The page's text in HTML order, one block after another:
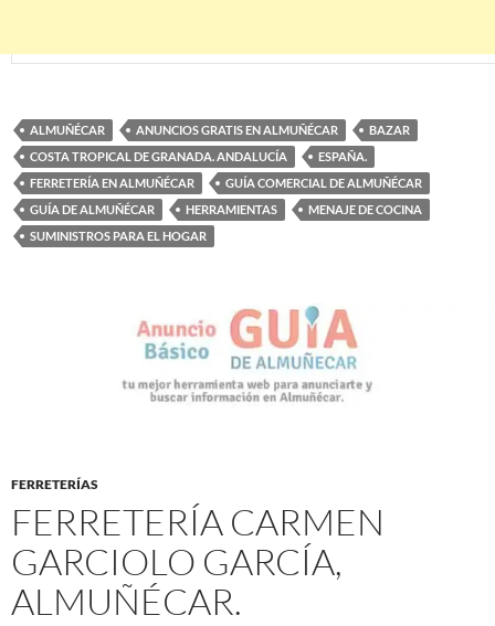
ALMUÑÉCAR ANUNCIOS GRATIS EN ALMUÑÉCAR
BAZAR
COSTA TROPICAL DE GRANADA. ANDALUCÍA
ESPAÑA.
FERRETERÍA EN ALMUÑÉCAR
GUÍA COMERCIAL DE ALMUÑÉCAR
GUÍA DE ALMUÑÉCAR
HERRAMIENTAS
MENAJE DE COCINA
SUMINISTROS PARA EL HOGAR
FERRETERÍAS
FERRETERÍA CARMEN
GARCIOLO GARCÍA,
ALMUÑÉCAR.